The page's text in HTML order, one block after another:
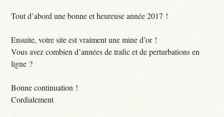
Tout d’abord une bonne et heureuse année 2017 !
Ensuite, votre site est vraiment une mine d’or !
Vous avez combien d’années de trafic et de perturbations en
ligne ?
Bonne continuation !
Cordialement